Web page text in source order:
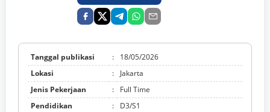
Tanggal publikasi :
18/05/2026
Lokasi
:
Jakarta
Jenis Pekerjaan
:
Full Time
Pendidikan
:
D3/S1